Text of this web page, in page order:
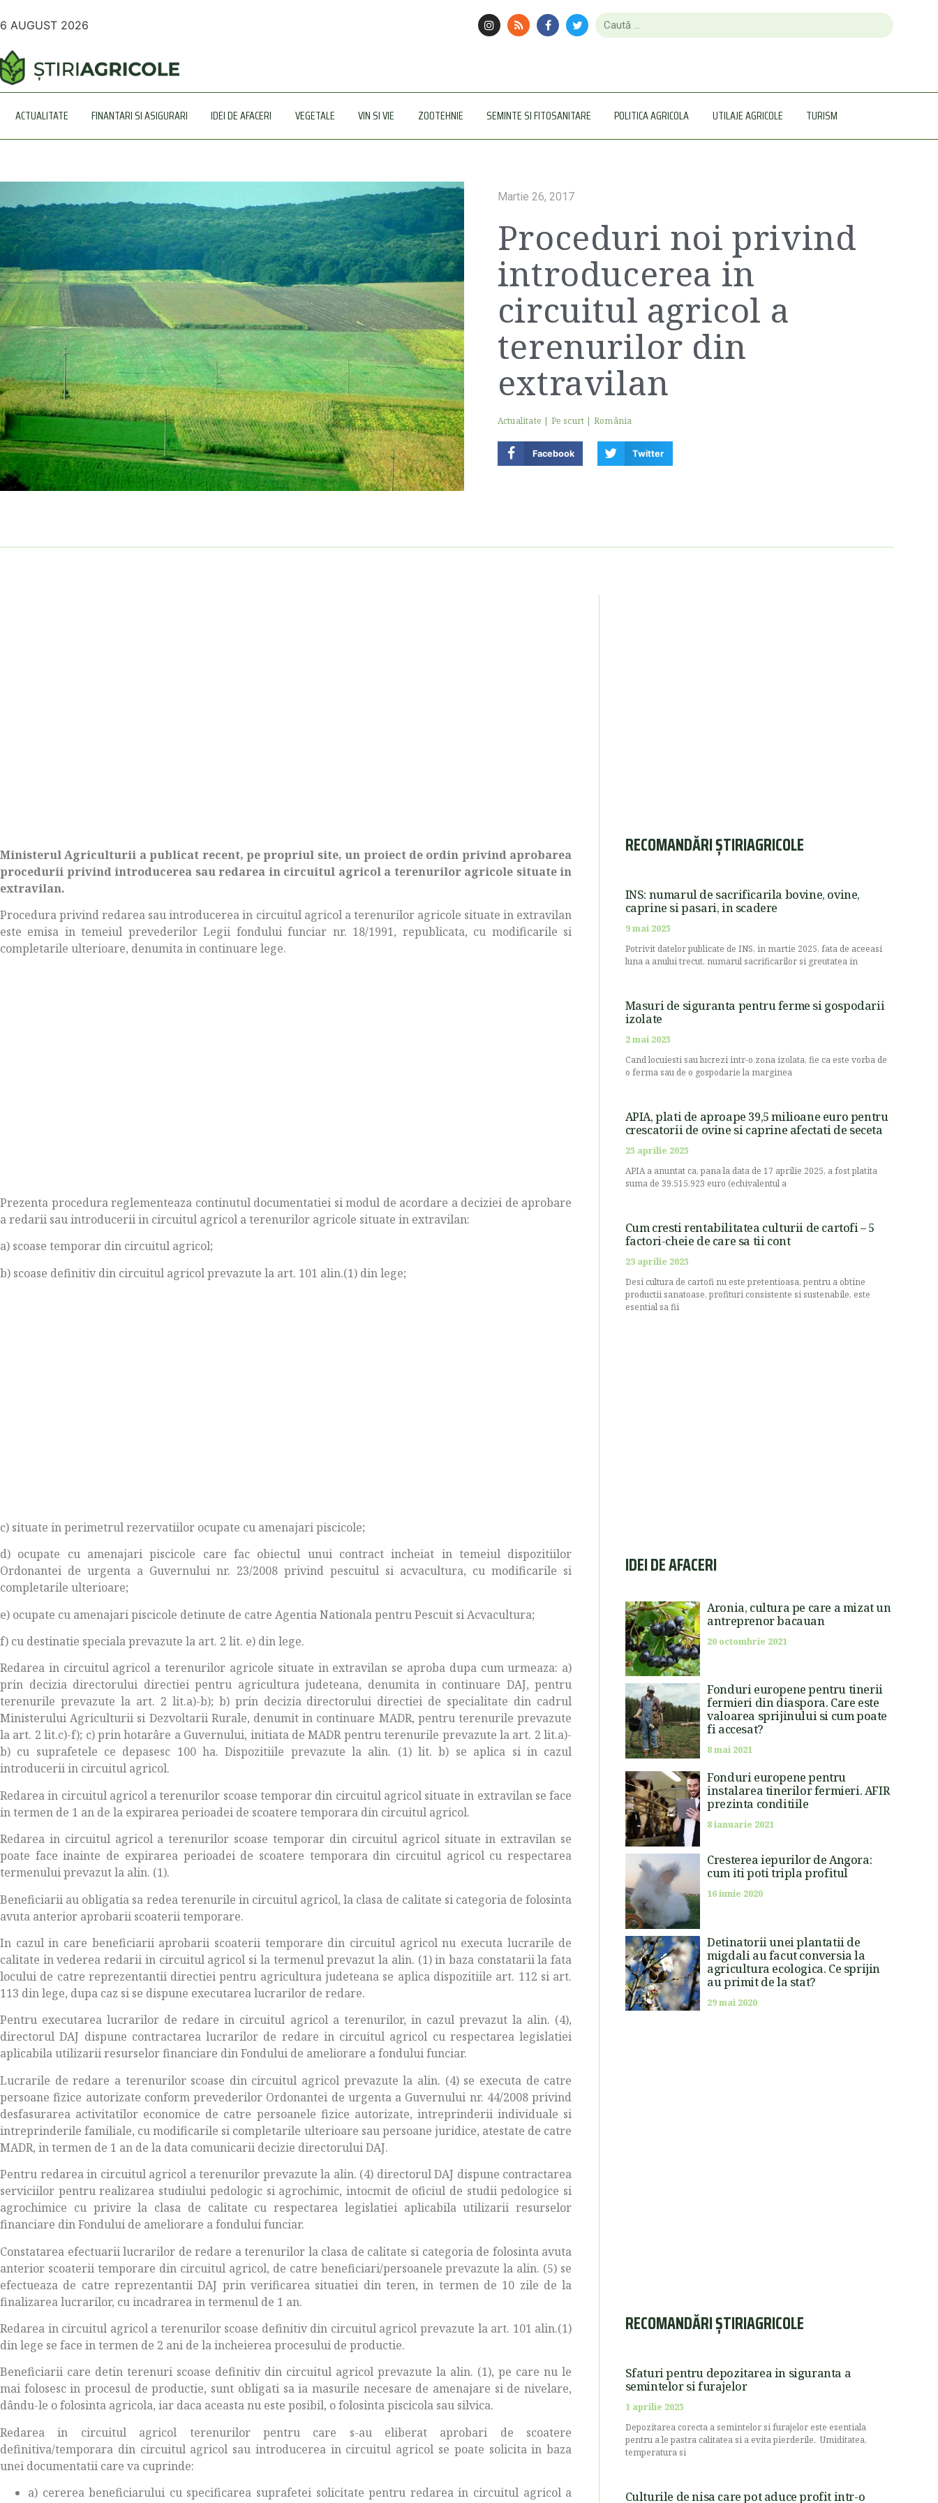
6 AUGUST 2026
ACTUALITATE FINANTARI SI ASIGURARI IDEI DE AFACERI VEGETALE VIN SI VIE ZOOTEHNIE SEMINTE SI FITOSANITARE POLITICA AGRICOLA UTILAJE AGRICOLE TURISM
Martie 26, 2017
Proceduri noi privind
introducerea in
circuitul agricol a
terenurilor din
extravilan
Actualitate | Pe scurt | România
Facebook Twitter
Ministerul Agriculturii a publicat recent, pe propriul site, un proiect de ordin privind aprobarea
procedurii privind introducerea sau redarea in circuitul agricol a terenurilor agricole situate in
extravilan.
Procedura privind redarea sau introducerea in circuitul agricol a terenurilor agricole situate in extravilan
este emisa in temeiul prevederilor Legii fondului funciar nr. 18/1991, republicata, cu modificarile si
completarile ulterioare, denumita in continuare lege.
Prezenta procedura reglementeaza continutul documentatiei si modul de acordare a deciziei de aprobare
a redarii sau introducerii in circuitul agricol a terenurilor agricole situate in extravilan:
a) scoase temporar din circuitul agricol;
b) scoase definitiv din circuitul agricol prevazute la art. 101 alin.(1) din lege;
c) situate in perimetrul rezervatiilor ocupate cu amenajari piscicole;
d) ocupate cu amenajari piscicole care fac obiectul unui contract incheiat in temeiul dispozitiilor
Ordonantei de urgenta a Guvernului nr. 23/2008 privind pescuitul si acvacultura, cu modificarile si
completarile ulterioare;
e) ocupate cu amenajari piscicole detinute de catre Agentia Nationala pentru Pescuit si Acvacultura;
f) cu destinatie speciala prevazute la art. 2 lit. e) din lege.
Redarea in circuitul agricol a terenurilor agricole situate in extravilan se aproba dupa cum urmeaza: a)
prin decizia directorului directiei pentru agricultura judeteana, denumita in continuare DAJ, pentru
terenurile prevazute la art. 2 lit.a)-b); b) prin decizia directorului directiei de specialitate din cadrul
Ministerului Agriculturii si Dezvoltarii Rurale, denumit in continuare MADR, pentru terenurile prevazute
la art. 2 lit.c)-f); c) prin hotarâre a Guvernului, initiata de MADR pentru terenurile prevazute la art. 2 lit.a)-
b) cu suprafetele ce depasesc 100 ha. Dispozitiile prevazute la alin. (1) lit. b) se aplica si in cazul
introducerii in circuitul agricol.
Redarea in circuitul agricol a terenurilor scoase temporar din circuitul agricol situate in extravilan se face
in termen de 1 an de la expirarea perioadei de scoatere temporara din circuitul agricol.
Redarea in circuitul agricol a terenurilor scoase temporar din circuitul agricol situate in extravilan se
poate face inainte de expirarea perioadei de scoatere temporara din circuitul agricol cu respectarea
termenului prevazut la alin. (1).
Beneficiarii au obligatia sa redea terenurile in circuitul agricol, la clasa de calitate si categoria de folosinta
avuta anterior aprobarii scoaterii temporare.
In cazul in care beneficiarii aprobarii scoaterii temporare din circuitul agricol nu executa lucrarile de
calitate in vederea redarii in circuitul agricol si la termenul prevazut la alin. (1) in baza constatarii la fata
locului de catre reprezentantii directiei pentru agricultura judeteana se aplica dispozitiile art. 112 si art.
113 din lege, dupa caz si se dispune executarea lucrarilor de redare.
Pentru executarea lucrarilor de redare in circuitul agricol a terenurilor, in cazul prevazut la alin. (4),
directorul DAJ dispune contractarea lucrarilor de redare in circuitul agricol cu respectarea legislatiei
aplicabila utilizarii resurselor financiare din Fondului de ameliorare a fondului funciar.
Lucrarile de redare a terenurilor scoase din circuitul agricol prevazute la alin. (4) se executa de catre
persoane fizice autorizate conform prevederilor Ordonantei de urgenta a Guvernului nr. 44/2008 privind
desfasurarea activitatilor economice de catre persoanele fizice autorizate, intreprinderii individuale si
intreprinderile familiale, cu modificarile si completarile ulterioare sau persoane juridice, atestate de catre
MADR, in termen de 1 an de la data comunicarii decizie directorului DAJ.
Pentru redarea in circuitul agricol a terenurilor prevazute la alin. (4) directorul DAJ dispune contractarea
serviciilor pentru realizarea studiului pedologic si agrochimic, intocmit de oficiul de studii pedologice si
agrochimice cu privire la clasa de calitate cu respectarea legislatiei aplicabila utilizarii resurselor
financiare din Fondului de ameliorare a fondului funciar.
Constatarea efectuarii lucrarilor de redare a terenurilor la clasa de calitate si categoria de folosinta avuta
anterior scoaterii temporare din circuitul agricol, de catre beneficiari/persoanele prevazute la alin. (5) se
efectueaza de catre reprezentantii DAJ prin verificarea situatiei din teren, in termen de 10 zile de la
finalizarea lucrarilor, cu incadrarea in termenul de 1 an.
Redarea in circuitul agricol a terenurilor scoase definitiv din circuitul agricol prevazute la art. 101 alin.(1)
din lege se face in termen de 2 ani de la incheierea procesului de productie.
Beneficiarii care detin terenuri scoase definitiv din circuitul agricol prevazute la alin. (1), pe care nu le
mai folosesc in procesul de productie, sunt obligati sa ia masurile necesare de amenajare si de nivelare,
dându-le o folosinta agricola, iar daca aceasta nu este posibil, o folosinta piscicola sau silvica.
Redarea in circuitul agricol terenurilor pentru care s-au eliberat aprobari de scoatere
definitiva/temporara din circuitul agricol sau introducerea in circuitul agricol se poate solicita in baza
unei documentatii care va cuprinde:
a) cererea beneficiarului cu specificarea suprafetei solicitate pentru redarea in circuitul agricol a
RECOMANDĂRI ȘTIRIAGRICOLE
INS: numarul de sacrificarila bovine, ovine,
caprine si pasari, in scadere
9 mai 2025
Potrivit datelor publicate de INS, in martie 2025, fata de aceeasi
luna a anului trecut, numarul sacrificarilor si greutatea in
Masuri de siguranta pentru ferme si gospodarii
izolate
2 mai 2025
Cand locuiesti sau lucrezi intr-o zona izolata, fie ca este vorba de
o ferma sau de o gospodarie la marginea
APIA, plati de aproape 39,5 milioane euro pentru
crescatorii de ovine si caprine afectati de seceta
25 aprilie 2025
APIA a anuntat ca, pana la data de 17 aprilie 2025, a fost platita
suma de 39.515.923 euro (echivalentul a
Cum cresti rentabilitatea culturii de cartofi – 5
factori-cheie de care sa tii cont
23 aprilie 2025
Desi cultura de cartofi nu este pretentioasa, pentru a obtine
productii sanatoase, profituri consistente si sustenabile, este
esential sa fii
IDEI DE AFACERI
Aronia, cultura pe care a mizat un
antreprenor bacauan
20 octombrie 2021
Fonduri europene pentru tinerii
fermieri din diaspora. Care este
valoarea sprijinului si cum poate
fi accesat?
8 mai 2021
Fonduri europene pentru
instalarea tinerilor fermieri. AFIR
prezinta conditiile
8 ianuarie 2021
Cresterea iepurilor de Angora:
cum iti poti tripla profitul
16 iunie 2020
Detinatorii unei plantatii de
migdali au facut conversia la
agricultura ecologica. Ce sprijin
au primit de la stat?
29 mai 2020
RECOMANDĂRI ȘTIRIAGRICOLE
Sfaturi pentru depozitarea in siguranta a
semintelor si furajelor
1 aprilie 2025
Depozitarea corecta a semintelor si furajelor este esentiala
pentru a le pastra calitatea si a evita pierderile. Umiditatea,
temperatura si
Culturile de nisa care pot aduce profit intr-o